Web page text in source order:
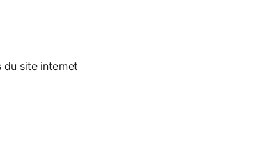
site internet